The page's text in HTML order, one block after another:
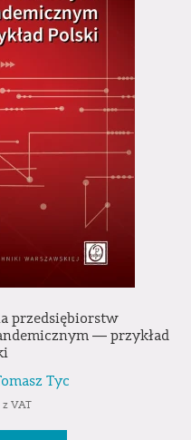
przedsiębiorstw
― przykład
Tyc
z VAT